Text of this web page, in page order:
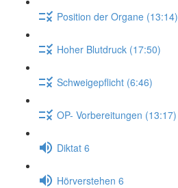
Position der Organe (13:14)
Hoher Blutdruck (17:50)
Schweigepflicht (6:46)
OP- Vorbereitungen (13:17)
Diktat 6
Hörverstehen 6